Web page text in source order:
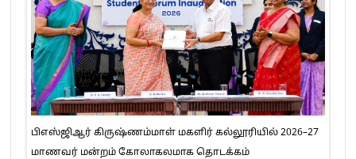
பிஎஸ்ஜிஆர் கிருஷ்ணம்மாள் மகளிர் கல்லூரியில் 2026–27
மாணவர் மன்றம் கோலாகலமாக தொடக்கம்